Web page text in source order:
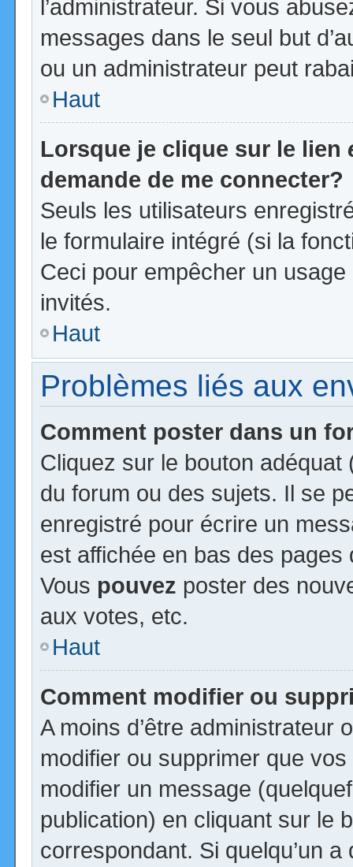
l’administrateur. Si vous
messages dans le seul but
ou un administrateur peut
Haut
Lorsque je clique sur le lien
demande de me connecter?
Seuls les utilisateurs
le formulaire intégré (si la
Ceci pour empêcher un
invités.
Haut
Problèmes liés aux
Comment poster dans un
Cliquez sur le bouton
du forum ou des sujets. Il se
enregistré pour écrire un
est affichée en bas des
Vous pouvez poster des
aux votes, etc.
Haut
Comment modifier ou
A moins d’être administrateur
modifier ou supprimer que
modifier un message
publication) en cliquant sur le
correspondant. Si quelqu’un